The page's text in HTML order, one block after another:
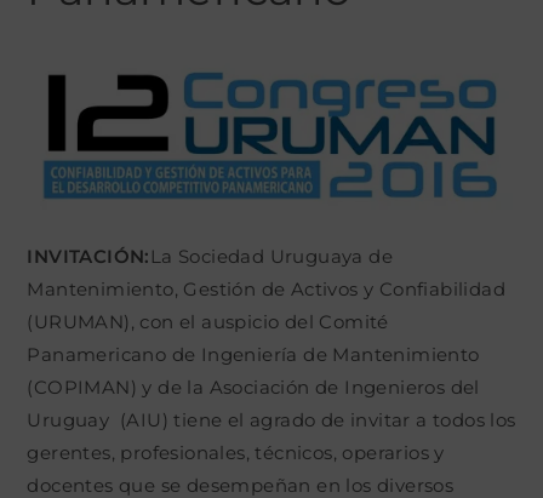
INVITACIÓN: La Sociedad Uruguaya de
Mantenimiento, Gestión de Activos y Confiabilidad
(URUMAN), con el auspicio del Comité
Panamericano de Ingeniería de Mantenimiento
(COPIMAN) y de la Asociación de Ingenieros del
Uruguay (AIU) tiene el agrado de invitar a todos los
gerentes, profesionales, técnicos, operarios y
docentes que se desempeñan en los diversos